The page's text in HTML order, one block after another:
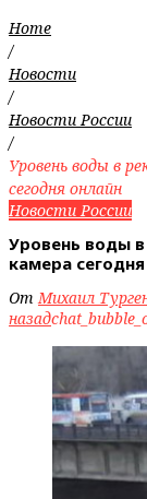
Home
/
Новости
/
Новости России
/
Уровень воды в
сегодня онлайн
Новости России
Уровень воды
камера
ОтМихаил
назад